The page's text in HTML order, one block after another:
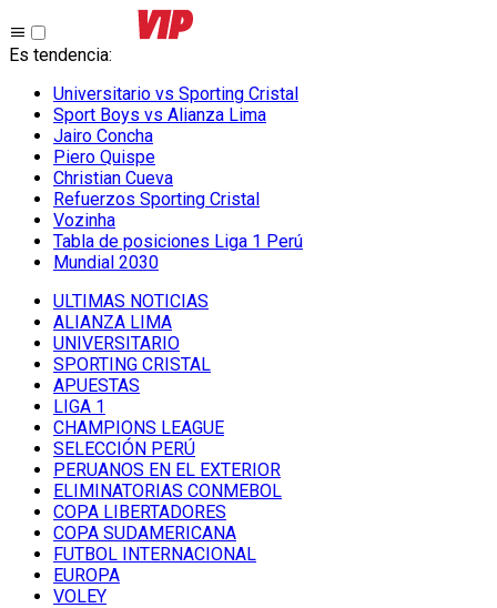
Es tendencia:
Universitario vs Sporting Cristal
Sport Boys vs Alianza Lima
Jairo Concha
Piero Quispe
Christian Cueva
Refuerzos Sporting Cristal
Vozinha
Tabla de posiciones Liga 1 Perú
Mundial 2030
ULTIMAS NOTICIAS
ALIANZA LIMA
UNIVERSITARIO
SPORTING CRISTAL
APUESTAS
LIGA 1
CHAMPIONS LEAGUE
SELECCIÓN PERÚ
PERUANOS EN EL EXTERIOR
ELIMINATORIAS CONMEBOL
COPA LIBERTADORES
COPA SUDAMERICANA
FUTBOL INTERNACIONAL
EUROPA
VOLEY